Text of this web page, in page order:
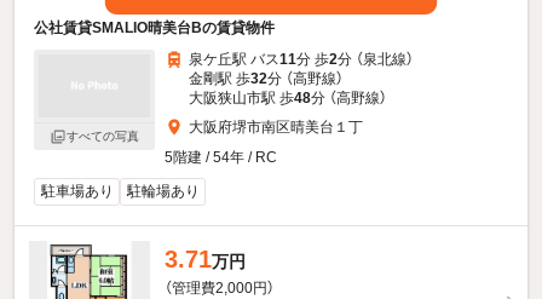
公社賃貸SMALIO晴美台Bの賃貸物件
すべての写真
泉ケ丘駅 バス11分 歩2分 （泉北線）
金剛駅 歩32分 （高野線）
大阪狭山市駅 歩48分 （高野線）
大阪府堺市南区晴美台１丁
5階建 / 54年 / RC
駐車場あり
駐輪場あり
3.71万円
（管理費2,000円）